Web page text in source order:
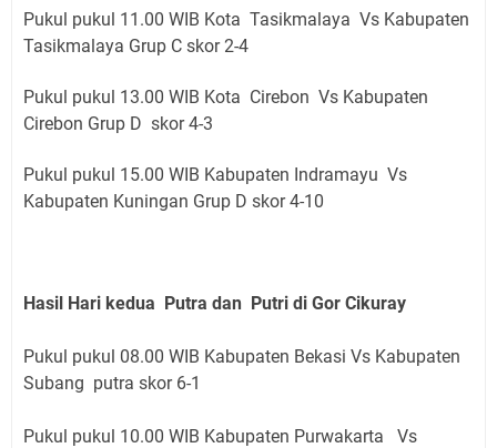
Pukul pukul 11.00 WIB Kota Tasikmalaya Vs Kabupaten
Tasikmalaya Grup C skor 2-4
Pukul pukul 13.00 WIB Kota Cirebon Vs Kabupaten
Cirebon Grup D skor 4-3
Pukul pukul 15.00 WIB Kabupaten Indramayu Vs
Kabupaten Kuningan Grup D skor 4-10
Hasil Hari kedua Putra dan Putri di Gor Cikuray
Pukul pukul 08.00 WIB Kabupaten Bekasi Vs Kabupaten
Subang putra skor 6-1
Pukul pukul 10.00 WIB Kabupaten Purwakarta Vs